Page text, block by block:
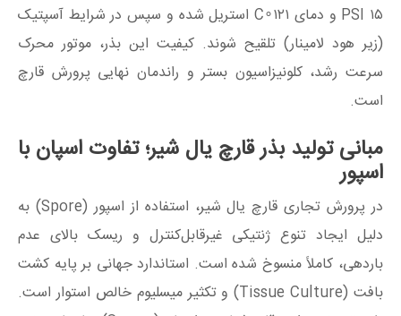
۱۵
و دمای ۱۲۱∘ Cاستریل شده و سپس در شرایط آسپتیک
(زیر هود لامینار) تلقیح شوند. کیفیت این بذر، موتور محرک
سرعت رشد، کلونیزاسیون بستر و راندمان نهایی پرورش قارچ
است.
مبانی تولید بذر قارچ یال شیر؛ تفاوت اسپان با
اسپور
در پرورش تجاری قارچ یال شیر، استفاده از اسپور (Spore) به
دلیل ایجاد تنوع ژنتیکی غیرقابل‌کنترل و ریسک بالای عدم
باردهی، کاملاً منسوخ شده است. استاندارد جهانی بر پایه کشت
بافت (Tissue Culture) و تکثیر میسلیوم خالص استوار است.